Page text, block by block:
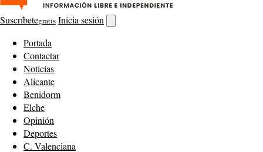
Suscríbetegratis Inicia sesión
buscador
Portada
Contactar
Noticias
Alicante
Benidorm
Elche
Opinión
Deportes
C. Valenciana